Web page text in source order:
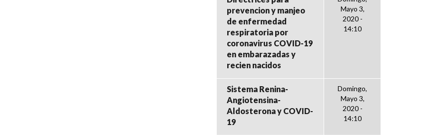
prevencion y manjeo
de enfermedad
respiratoria por
coronavirus COVID-19
en embarazadas y
recien nacidos
Mayo 3,
2020 -
14:10
Sistema Renina-
Angiotensina-
Aldosterona y COVID-
19
Domingo,
Mayo 3,
2020 -
14:10